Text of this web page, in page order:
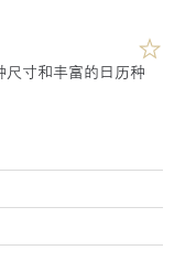
尺寸和丰富的日历种